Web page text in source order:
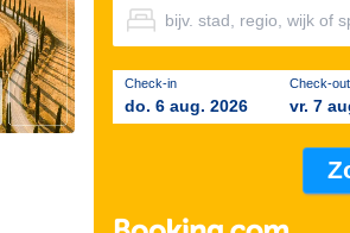
Check-in
do. 6 aug. 2026
Check-out
vr. 7